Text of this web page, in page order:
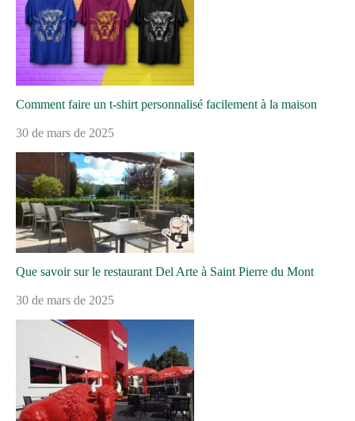
Comment faire un t-shirt personnalisé facilement à la maison
30 de mars de 2025
Que savoir sur le restaurant Del Arte à Saint Pierre du Mont
30 de mars de 2025